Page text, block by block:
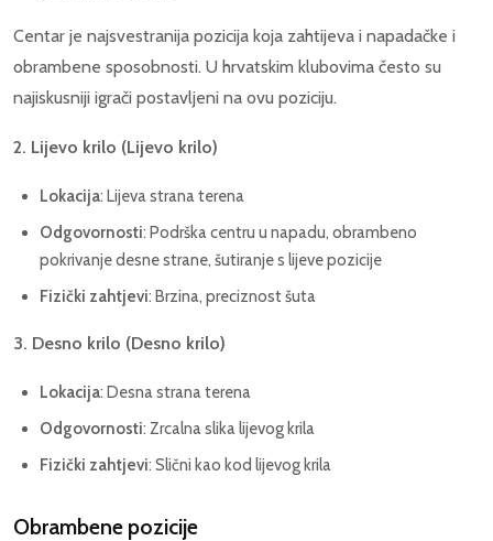
Centar je najsvestranija pozicija koja zahtijeva i napadačke i
obrambene sposobnosti. U hrvatskim klubovima često su
najiskusniji igrači postavljeni na ovu poziciju.
2. Lijevo krilo (Lijevo krilo)
Lokacija: Lijeva strana terena
Odgovornosti: Podrška centru u napadu, obrambeno
pokrivanje desne strane, šutiranje s lijeve pozicije
Fizički zahtjevi: Brzina, preciznost šuta
3. Desno krilo (Desno krilo)
Lokacija: Desna strana terena
Odgovornosti: Zrcalna slika lijevog krila
Fizički zahtjevi: Slični kao kod lijevog krila
Obrambene pozicije